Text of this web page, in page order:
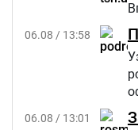
06.08 / 13:58
06.08 / 13:01